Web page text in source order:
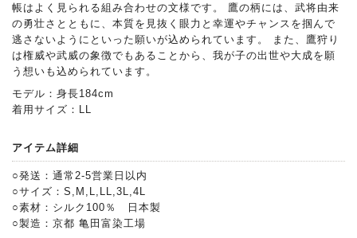
帳はよく見られる組み合わせの文様です。 鷹の柄には、武将由来
の勇壮さとともに、本質を見抜く眼力と幸運やチャンスを掴んで
逃さないようにといった願いが込められています。 また、鷹狩り
は権威や武威の象徴でもあることから、我が子の出世や大成を願
う想いも込められています。
モデル：身長184cm
着用サイズ：LL
アイテム詳細
○発送：通常2-5営業日以内
○サイズ：S,M,L,LL,3L,4L
○素材：シルク100％ 日本製
○製造：京都 亀田富染工場